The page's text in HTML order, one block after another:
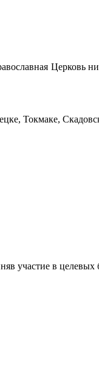
Церковь
Токмаке,
участие в целевых